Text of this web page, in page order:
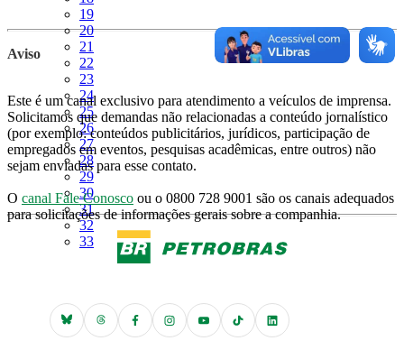
Página
19
Página
20
Página
21
Página
22
Página
23
Página
24
Página
25
Página
26
Página
27
Página
28
Página
29
Página
30
Página
31
Página
32
Página
33
Aviso
Este é um canal exclusivo para atendimento a veículos de imprensa.
Solicitamos que demandas não relacionadas a conteúdo jornalístico
(por exemplo: conteúdos publicitários, jurídicos, participação de
empregados em eventos, pesquisas acadêmicas, entre outros) não
sejam enviadas para esse contato.
O canal Fale Conosco ou o 0800 728 9001 são os canais adequados
para solicitações de informações gerais sobre a companhia.